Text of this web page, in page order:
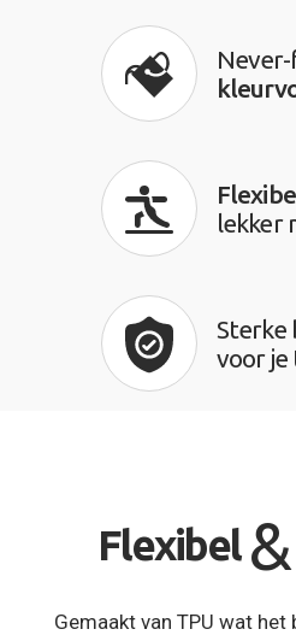
lekker
Sterke
voor
Flexibel &
Gemaakt van TPU wat